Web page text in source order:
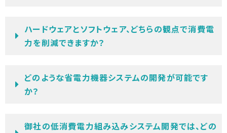
ハードウェアとソフトウェア、どちらの観点で消費電
力を削減できますか？
どのような省電力機器システムの開発が可能です
か？
御社の低消費電力組み込みシステム開発では、どの